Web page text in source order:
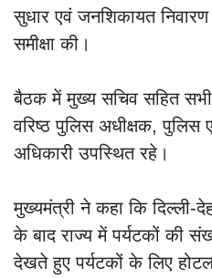
सुधार एवं जनशिकायत
समीक्षा की।
बैठक में मुख्य सचिव सहित सभी
वरिष्ठ पुलिस अधीक्षक, पुलिस
अधिकारी उपस्थित रहे।
मुख्यमंत्री ने कहा कि
के बाद राज्य में पर्यटकों की
देखते हुए पर्यटकों के लिए